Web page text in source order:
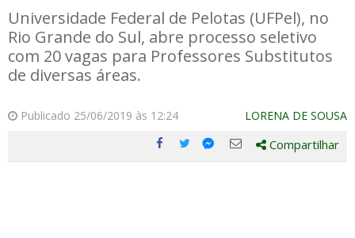
Universidade Federal de Pelotas (UFPel), no
Rio Grande do Sul, abre processo seletivo
com 20 vagas para Professores Substitutos
de diversas áreas.
Publicado 25/06/2019 às 12:24 LORENA DE SOUSA
Compartilhe
Compartilhe
Compartilhe
Compartilhe
Compartilhar